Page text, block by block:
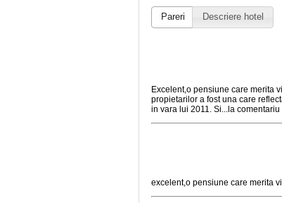
Pareri Descriere hotel
Excelent,o pensiune care merita
propietarilor a fost una care
in vara lui 2011. Si...la
excelent,o pensiune care merita